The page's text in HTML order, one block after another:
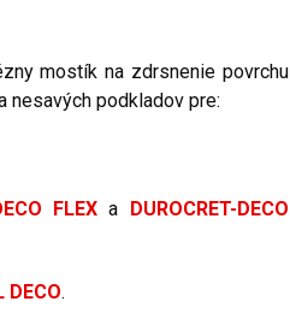
mostík na zdrsnenie povrchu
nesavých podkladov pre:
FLEX a DUROCRET-DECO
DECO.